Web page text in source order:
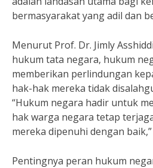
bermasyarakat yang adil dan
Menurut Prof. Dr. Jimly
hukum tata negara, hukum
memberikan perlindungan
hak-hak mereka tidak
“Hukum negara hadir untuk
hak warga negara tetap
mereka dipenuhi dengan
Pentingnya peran hukum